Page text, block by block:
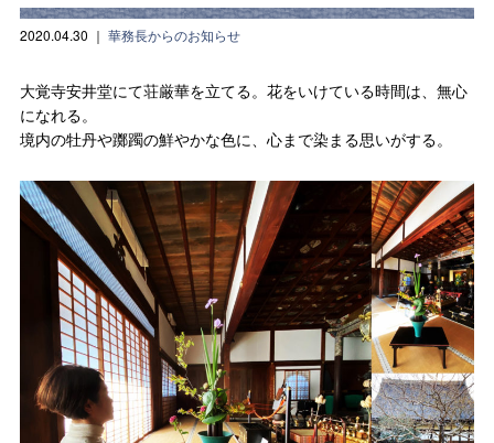
2020.04.30 ｜ 華務長からのお知らせ
大覚寺安井堂にて荘厳華を立てる。花をいけている時間は、無心
になれる。
境内の牡丹や躑躅の鮮やかな色に、心まで染まる思いがする。